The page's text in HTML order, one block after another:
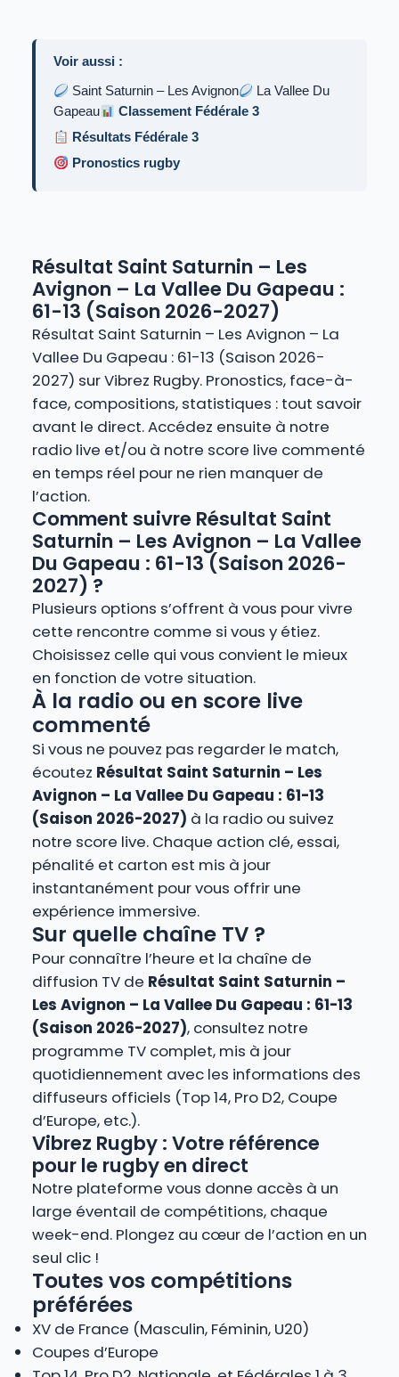
Voir aussi :
Saint Saturnin – Les Avignon
La Vallee Du
Gapeau
Classement Fédérale 3
Résultats Fédérale 3
Pronostics rugby
Résultat Saint Saturnin – Les
Avignon – La Vallee Du Gapeau :
61-13 (Saison 2026-2027)
Résultat Saint Saturnin – Les Avignon – La
Vallee Du Gapeau : 61-13 (Saison 2026-
2027) sur Vibrez Rugby. Pronostics, face-à-
face, compositions, statistiques : tout savoir
avant le direct. Accédez ensuite à notre
radio live et/ou à notre score live commenté
en temps réel pour ne rien manquer de
l’action.
Comment suivre Résultat Saint
Saturnin – Les Avignon – La Vallee
Du Gapeau : 61-13 (Saison 2026-
2027) ?
Plusieurs options s’offrent à vous pour vivre
cette rencontre comme si vous y étiez.
Choisissez celle qui vous convient le mieux
en fonction de votre situation.
À la radio ou en score live
commenté
Si vous ne pouvez pas regarder le match,
écoutez Résultat Saint Saturnin – Les
Avignon – La Vallee Du Gapeau : 61-13
(Saison 2026-2027) à la radio ou suivez
notre score live. Chaque action clé, essai,
pénalité et carton est mis à jour
instantanément pour vous offrir une
expérience immersive.
Sur quelle chaîne TV ?
Pour connaître l’heure et la chaîne de
diffusion TV de Résultat Saint Saturnin –
Les Avignon – La Vallee Du Gapeau : 61-13
(Saison 2026-2027), consultez notre
programme TV complet, mis à jour
quotidiennement avec les informations des
diffuseurs officiels (Top 14, Pro D2, Coupe
d’Europe, etc.).
Vibrez Rugby : Votre référence
pour le rugby en direct
Notre plateforme vous donne accès à un
large éventail de compétitions, chaque
week-end. Plongez au cœur de l’action en un
seul clic !
Toutes vos compétitions
préférées
XV de France (Masculin, Féminin, U20)
Coupes d’Europe